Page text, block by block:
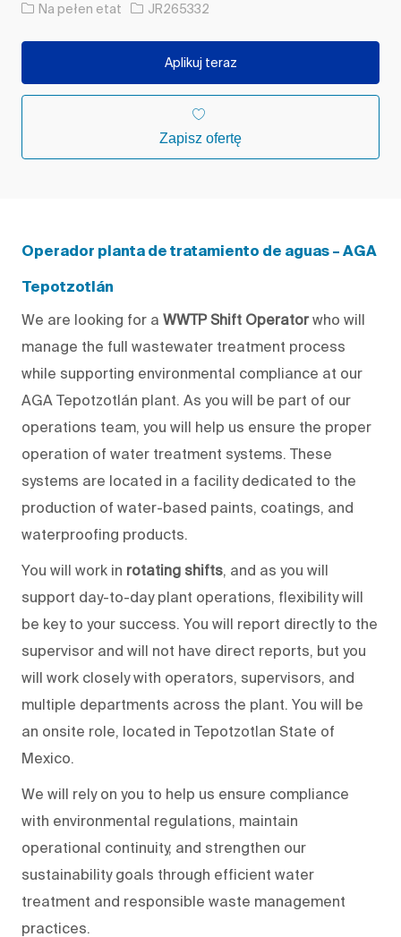
Rodzaj pracy
Na pełen etat Identyfikator zadania
JR265332
Aplikuj teraz
Zapisz ofertę
Operador planta de tratamiento de aguas – AGA
Tepotzotlán
We are looking for a WWTP Shift Operatorwho will
manage the full wastewater treatment process
while supporting environmental compliance at our
AGA Tepotzotlán plant. As you will be part of our
operations team, you will help us ensure the proper
operation of water treatment systems. These
systems are located in a facility dedicated to the
production of water-based paints, coatings, and
waterproofing products.
You will work in rotating shifts, and as you will
support day-to-dayplant operations, flexibility will
be keyto your success. You will report directly to the
supervisor and will not have direct reports, but you
will work closelywith operators, supervisors, and
multiple departments across the plant. You will be
an onsite role, located in Tepotzotlan State of
Mexico.
We will rely on you to help us ensure compliance
with environmental regulations, maintain
operational continuity, and strengthen our
sustainability goals through efficient water
treatment and responsible waste management
practices.